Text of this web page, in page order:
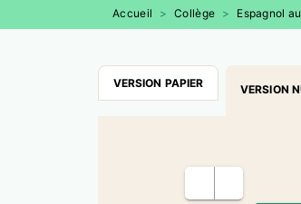
Accueil > Collège > Espagnol
VERSION PAPIER VERSION